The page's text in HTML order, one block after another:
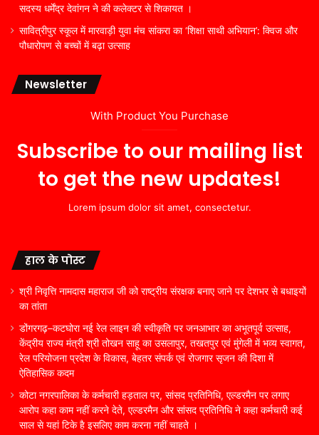
सदस्य धर्मेंद्र देवांगन ने की कलेक्टर से शिकायत ।
सावित्रीपुर स्कूल में मारवाड़ी युवा मंच सांकरा का ‘शिक्षा साथी अभियान’: क्विज और
पौधारोपण से बच्चों में बढ़ा उत्साह
Newsletter
With Product You Purchase
Subscribe to our mailing list
to get the new updates!
Lorem ipsum dolor sit amet, consectetur.
हाल के पोस्ट
श्री निवृत्ति नामदास महाराज जी को राष्ट्रीय संरक्षक बनाए जाने पर देशभर से बधाइयों
का तांता
डोंगरगढ़–कटघोरा नई रेल लाइन की स्वीकृति पर जनआभार का अभूतपूर्व उत्साह,
केंद्रीय राज्य मंत्री श्री तोखन साहू का उसलापुर, तखतपुर एवं मुंगेली में भव्य स्वागत,
रेल परियोजना प्रदेश के विकास, बेहतर संपर्क एवं रोजगार सृजन की दिशा में
ऐतिहासिक कदम
कोटा नगरपालिका के कर्मचारी हड़ताल पर, सांसद प्रतिनिधि, एल्डरमैन पर लगाए
आरोप कहा काम नहीं करने देते, एल्डरमैन और सांसद प्रतिनिधि ने कहा कर्मचारी कई
साल से यहां टिके है इसलिए काम करना नहीं चाहते ।